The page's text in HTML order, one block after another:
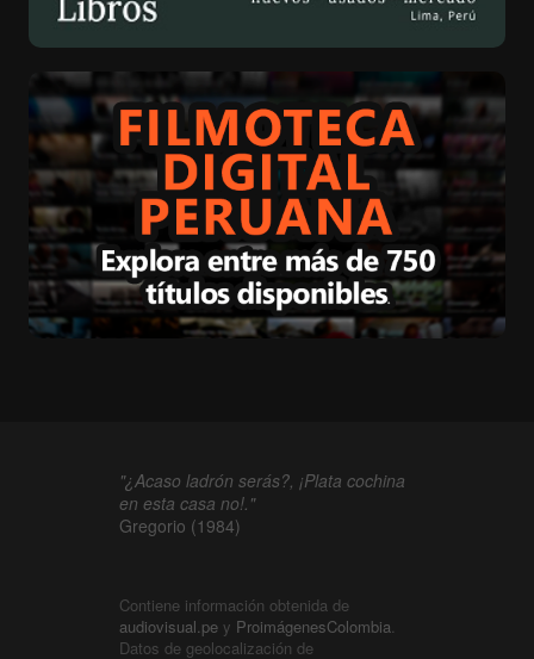
"¿Acaso ladrón serás?, ¡Plata cochina
en esta casa no!."
Gregorio (1984)
Contiene información obtenida de
audiovisual.pe y ProimágenesColombia.
Datos de geolocalización de